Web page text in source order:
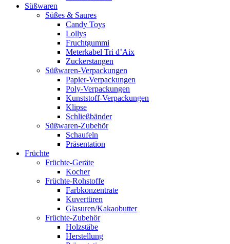
Süßwaren
Süßes & Saures
Candy Toys
Lollys
Fruchtgummi
Meterkabel Tri d’Aix
Zuckerstangen
Süßwaren-Verpackungen
Papier-Verpackungen
Poly-Verpackungen
Kunststoff-Verpackungen
Klipse
Schließbänder
Süßwaren-Zubehör
Schaufeln
Präsentation
Früchte
Früchte-Geräte
Kocher
Früchte-Rohstoffe
Farbkonzentrate
Kuvertüren
Glasuren/Kakaobutter
Früchte-Zubehör
Holzstäbe
Herstellung